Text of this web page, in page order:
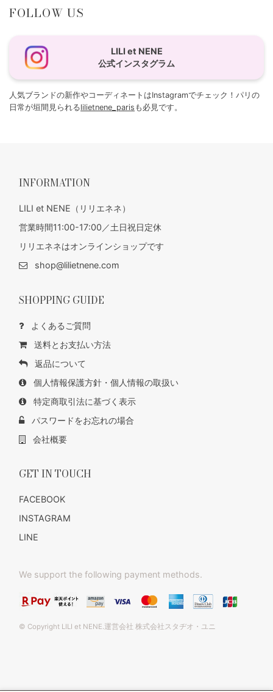
FOLLOW US
LILI et NENE
公式インスタグラム
人気ブランドの新作やコーディネートはInstagramでチェック！パリの
日常が垣間見られるlilietnene_paris も必見です。
INFORMATION
LILI et NENE（リリエネネ）
営業時間11:00-17:00／土日祝日定休
リリエネネはオンラインショップです
shop@lilietnene.com
SHOPPING GUIDE
よくあるご質問
送料とお支払い方法
返品について
個人情報保護方針・個人情報の取扱い
特定商取引法に基づく表示
パスワードをお忘れの場合
会社概要
GET IN TOUCH
FACEBOOK
INSTAGRAM
LINE
We support the following payment methods.
© Copyright LILI et NENE.運営会社 株式会社スタヂオ・ユニ